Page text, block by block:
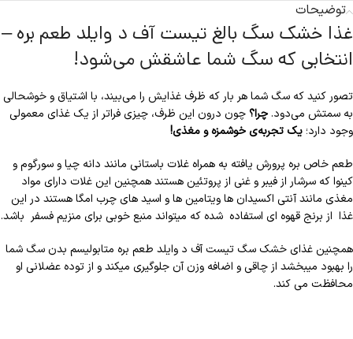
توضیحات
غذا خشک سگ بالغ تیست آف د وایلد طعم بره –
انتخابی که سگ شما عاشقش می‌شود!
تصور کنید که سگ شما هر بار که ظرف غذایش را می‌بیند، با اشتیاق و خوشحالی
به سمتش می‌دود.چرا؟ چون درون این ظرف، چیزی فراتر از یک غذای معمولی
وجود دارد؛ یک تجربه‌ی خوشمزه و مغذی!
طعم خاص بره پرورش یافته به همراه غلات باستانی مانند دانه چیا و سورگوم و
کینوا که سرشار از فیبر و غنی از پروتئین هستند همچنین این غلات دارای مواد
مغذی مانند آنتی اکسیدان ها ویتامین ها و اسید های چرب امگا هستند در این
غذا از برنج قهوه ای استفاده شده که میتواند منبع خوبی برای منزیم فسفر باشد.
همچنین غذای خشک سگ تیست آف د وایلد طعم بره متابولیسم بدن سگ شما
را بهبود میبخشد از چاقی و اضافه وزن آن جلوگیری میکند و از توده عضلانی او
محافظت می کند.